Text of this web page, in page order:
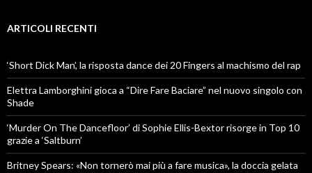
ARTICOLI RECENTI
‘Short Dick Man’, la risposta dance dei 20 Fingers al machismo del rap
Elettra Lamborghini gioca a “Dire Fare Baciare” nel nuovo singolo con
Shade
‘Murder On The Dancefloor’ di Sophie Ellis-Bextor risorge in Top 10
grazie a ‘Saltburn’
Britney Spears: «Non tornerò mai più a fare musica», la doccia gelata